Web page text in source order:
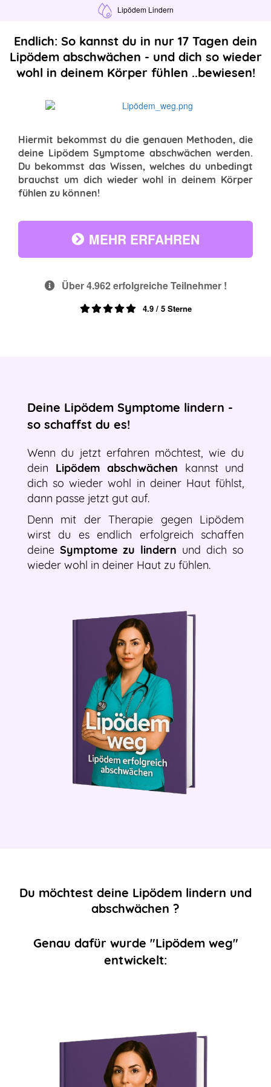
Lipödem Lindern
Endlich: So kannst du in nur 17 Tagen dein
Lipödem abschwächen - und dich so wieder
wohl in deinem Körper fühlen ..bewiesen!
Hiermit bekommst du die genauen Methoden, die
deine Lipödem Symptome abschwächen werden.
Du bekommst das Wissen, welches du unbedingt
brauchst um dich wieder wohl in deinem Körper
fühlen zu können!
MEHR ERFAHREN
Über 4.962 erfolgreiche Teilnehmer !
4.9 / 5 Sterne
Deine Lipödem Symptome lindern -
so schaffst du es!
Wenn du jetzt erfahren möchtest, wie du
dein Lipödem abschwächen kannst und
dich so wieder wohl in deiner Haut fühlst,
dann passe jetzt gut auf.
Denn mit der Therapie gegen Lipödem
wirst du es endlich erfolgreich schaffen
deine Symptome zu lindern und dich so
wieder wohl in deiner Haut zu fühlen.
Du möchtest deine Lipödem lindern und
abschwächen ?
Genau dafür wurde "Lipödem weg"
entwickelt: